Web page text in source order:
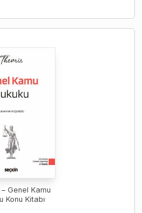
– Genel Kamu
Konu Kitabı